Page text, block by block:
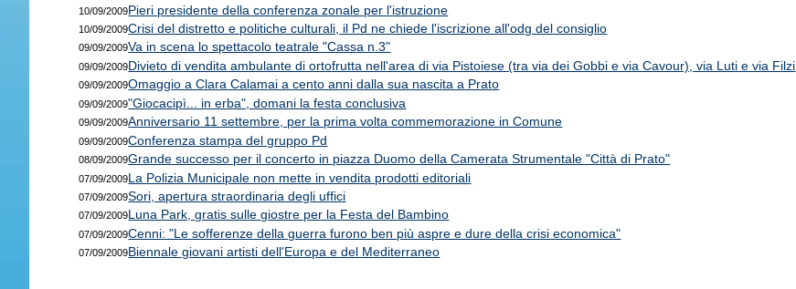
10/09/2009Pieri presidente della conferenza zonale per l'istruzione
10/09/2009Crisi del distretto e politiche culturali, il Pd ne chiede l'iscrizione all'odg del consiglio
09/09/2009Va in scena lo spettacolo teatrale "Cassa n.3"
09/09/2009Divieto di vendita ambulante di ortofrutta nell'area di via Pistoiese (tra via dei Gobbi e via Cavour), via Luti e via Filzi
09/09/2009Omaggio a Clara Calamai a cento anni dalla sua nascita a Prato
09/09/2009"Giocacipì... in erba", domani la festa conclusiva
09/09/2009Anniversario 11 settembre, per la prima volta commemorazione in Comune
09/09/2009Conferenza stampa del gruppo Pd
08/09/2009Grande successo per il concerto in piazza Duomo della Camerata Strumentale "Città di Prato"
07/09/2009La Polizia Municipale non mette in vendita prodotti editoriali
07/09/2009Sori, apertura straordinaria degli uffici
07/09/2009Luna Park, gratis sulle giostre per la Festa del Bambino
07/09/2009Cenni: "Le sofferenze della guerra furono ben più aspre e dure della crisi economica"
07/09/2009Biennale giovani artisti dell'Europa e del Mediterraneo